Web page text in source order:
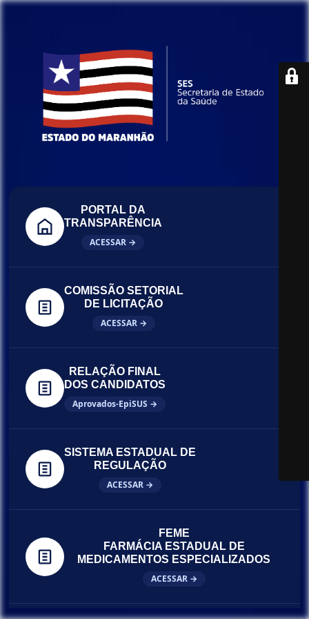
PORTAL DA
TRANSPARÊNCIA
ACESSAR →
COMISSÃO SETORIAL
DE LICITAÇÃO
ACESSAR →
RELAÇÃO FINAL
DOS CANDIDATOS
Aprovados-EpiSUS →
SISTEMA ESTADUAL DE
REGULAÇÃO
ACESSAR →
FEME
FARMÁCIA ESTADUAL DE
MEDICAMENTOS ESPECIALIZADOS
ACESSAR →